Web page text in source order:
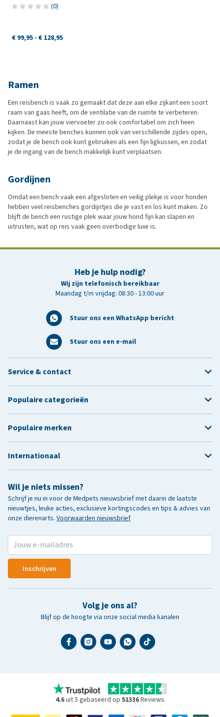
(0)
€ 99,95 - € 128,95
Ramen
Een reisbench is vaak zo gemaakt dat deze aan elke zijkant een soort
raam van gaas heeft, om de ventilatie van de ruimte te verbeteren.
Daarnaast kan jouw viervoeter zo ook comfortabel om zich heen
kijken. De meeste benches kunnen ook van verschillende zijdes open,
zodat je de bench ook kunt gebruiken als een fijn ligkussen, en zodat
je de ingang van de bench makkelijk kunt verplaatsen.
Gordijnen
Omdat een bench vaak een afgesloten en veilig plekje is voor honden
hebben veel reisbenches gordijntjes die je vast en los kunt maken. Zo
blijft de bench een rustige plek waar jouw hond fijn kan slapen en
uitrusten, wat op reis vaak geen overbodige luxe is.
Heb je hulp nodig?
Wij zijn telefonisch bereikbaar
Maandag t/m vrijdag: 08:30 - 13:00 uur
Stuur ons een WhatsApp bericht
Stuur ons een e-mail
Wil je niets missen?
Schrijf je nu in voor de Medpets nieuwsbrief met daarin de laatste
nieuwtjes, leuke acties, exclusieve kortingscodes en tips & advies van
onze dierenarts. Voorwaarden nieuwsbrief
Inschrijven
Volg je ons al?
Blijf op de hoogte via onze social media kanalen
Service & contact
Populaire categorieën
Populaire merken
Internationaal
4.6uit 5 gebaseerd op 51336Reviews